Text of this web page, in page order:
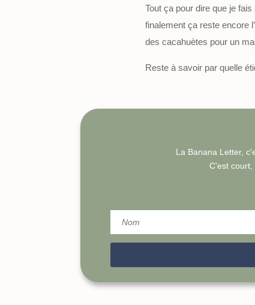
Tout ça pour dire que je
finalement ça reste encore
des cacahuètes pour un
Reste à savoir par quelle
La Banana Letter,
C'est court,